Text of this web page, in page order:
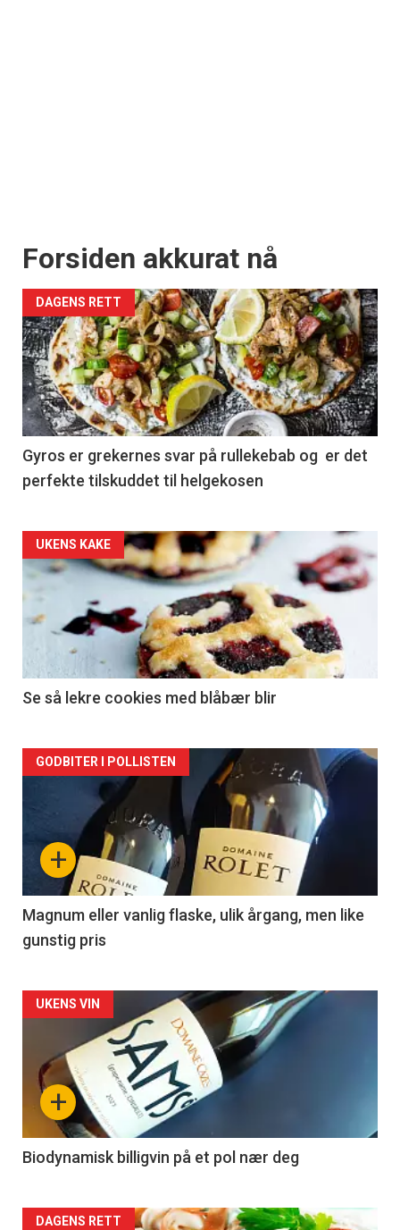
Forsiden akkurat nå
DAGENS RETT
Gyros er grekernes svar på rullekebab og er det
perfekte tilskuddet til helgekosen
Forsiden
akkurat
nå
2
UKENS KAKE
Se så lekre cookies med blåbær blir
Forsiden
akkurat
nå
3
+
GODBITER I POLLISTEN
Magnum eller vanlig flaske, ulik årgang, men like
gunstig pris
Forsiden
akkurat
nå
4
+
UKENS VIN
Biodynamisk billigvin på et pol nær deg
DAGENS RETT